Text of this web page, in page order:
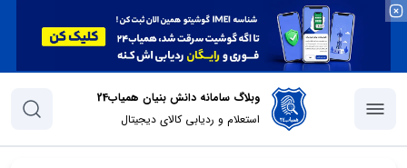
وبلاگ سامانه دانش بنیان همیاب24
استعلام و ردیابی کالای دیجیتال